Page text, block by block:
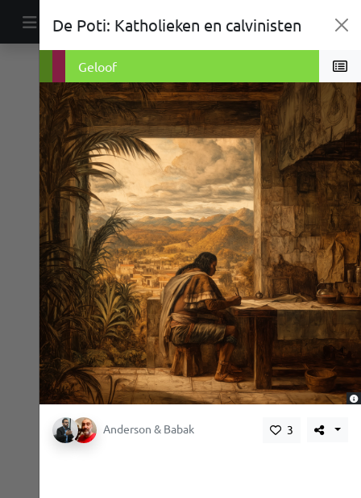
Primaire navigatie
De Poti: Katholieken en calvinisten
Etniciteit
Oorlog
Geloof
, Anderson & Babak 3